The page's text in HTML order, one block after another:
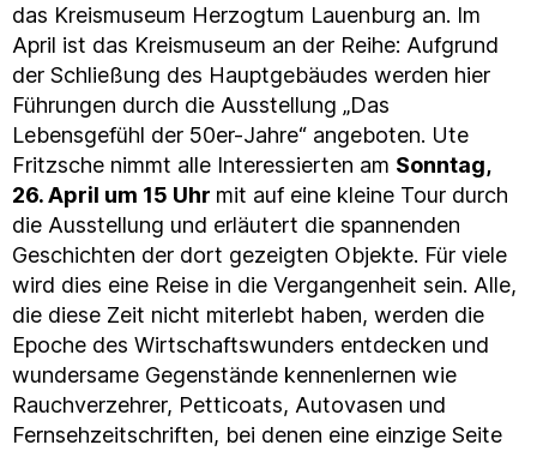
das Kreismuseum Herzogtum Lauenburg an. Im
April ist das Kreismuseum an der Reihe: Aufgrund
der Schließung des Hauptgebäudes werden hier
Führungen durch die Ausstellung „Das
Lebensgefühl der 50er-Jahre“ angeboten. Ute
Fritzsche nimmt alle Interessierten am Sonntag,
26. April um 15 Uhr mit auf eine kleine Tour durch
die Ausstellung und erläutert die spannenden
Geschichten der dort gezeigten Objekte. Für viele
wird dies eine Reise in die Vergangenheit sein. Alle,
die diese Zeit nicht miterlebt haben, werden die
Epoche des Wirtschaftswunders entdecken und
wundersame Gegenstände kennenlernen wie
Rauchverzehrer, Petticoats, Autovasen und
Fernsehzeitschriften, bei denen eine einzige Seite